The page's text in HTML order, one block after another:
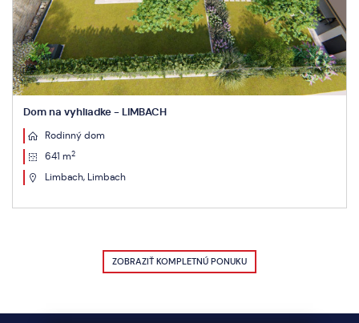
Dom na vyhliadke - LIMBACH
Rodinný dom
641 m2
Limbach, Limbach
ZOBRAZIŤ KOMPLETNÚ PONUKU